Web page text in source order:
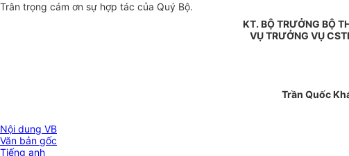
Trân trọng cám ơn sự hợp tác của Quý Bộ.
KT. BỘ TRƯỞNG BỘ
VỤ TRƯỞNG VỤ
Trần Quốc
Nội dung VB
Văn bản gốc
Tiếng anh